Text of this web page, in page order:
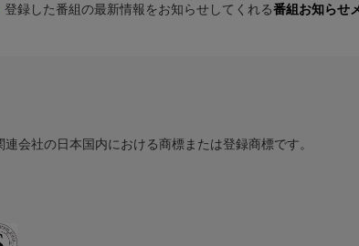
登録した番組の最新情報をお知らせしてくれる番組お知らせ
会社の日本国内における商標または登録商標です。